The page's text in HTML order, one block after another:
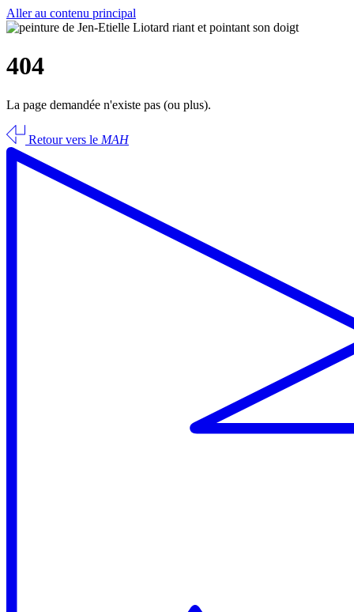
Aller au contenu principal
404
La page demandée n'existe pas (ou plus).
Retour vers le MAH